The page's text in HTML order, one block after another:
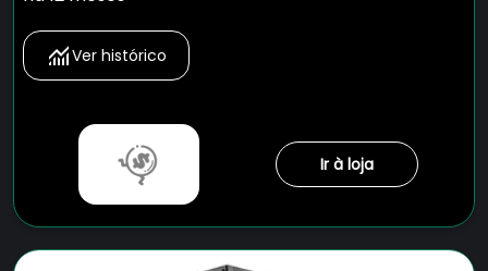
Ver histórico
Ir à loja